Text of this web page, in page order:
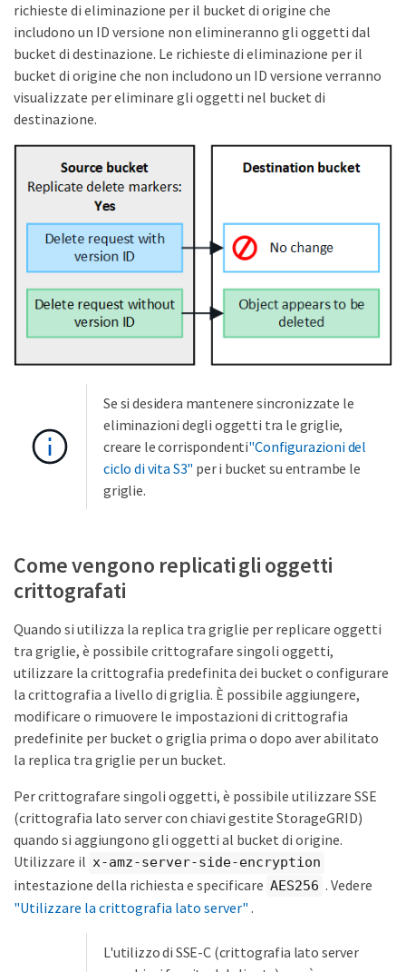
richieste di eliminazione per il bucket di origine che
includono un ID versione non elimineranno gli oggetti dal
bucket di destinazione. Le richieste di eliminazione per il
bucket di origine che non includono un ID versione verranno
visualizzate per eliminare gli oggetti nel bucket di
destinazione.
Se si desidera mantenere sincronizzate le
eliminazioni degli oggetti tra le griglie,
creare le corrispondenti"Configurazioni del
ciclo di vita S3" per i bucket su entrambe le
griglie.
Come vengono replicati gli oggetti
crittografati
Quando si utilizza la replica tra griglie per replicare oggetti
tra griglie, è possibile crittografare singoli oggetti,
utilizzare la crittografia predefinita dei bucket o configurare
la crittografia a livello di griglia. È possibile aggiungere,
modificare o rimuovere le impostazioni di crittografia
predefinite per bucket o griglia prima o dopo aver abilitato
la replica tra griglie per un bucket.
Per crittografare singoli oggetti, è possibile utilizzare SSE
(crittografia lato server con chiavi gestite StorageGRID)
quando si aggiungono gli oggetti al bucket di origine.
Utilizzare il x-amz-server-side-encryption
intestazione della richiesta e specificare AES256 . Vedere
"Utilizzare la crittografia lato server" .
L'utilizzo di SSE-C (crittografia lato server